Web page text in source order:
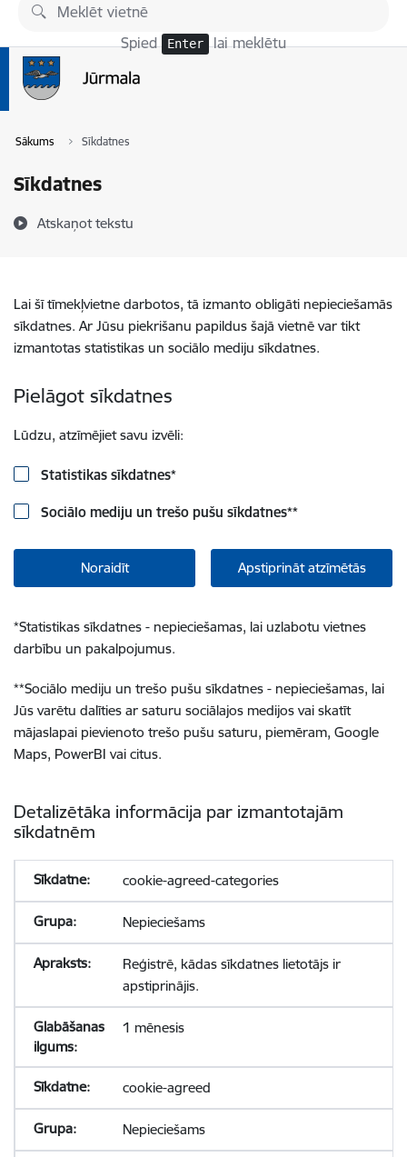
Pāriet uz lapas saturu
Spied Enter lai meklētu
Sākums Sīkdatnes
Sīkdatnes
Atskaņot tekstu
Lai šī tīmekļvietne darbotos, tā izmanto obligāti nepieciešamās
sīkdatnes. Ar Jūsu piekrišanu papildus šajā vietnē var tikt
izmantotas statistikas un sociālo mediju sīkdatnes.
Pielāgot sīkdatnes
Lūdzu, atzīmējiet savu izvēli:
Statistikas sīkdatnes*
Sociālo mediju un trešo pušu sīkdatnes**
Noraidīt Apstiprināt atzīmētās
*Statistikas sīkdatnes - nepieciešamas, lai uzlabotu vietnes
darbību un pakalpojumus.
**Sociālo mediju un trešo pušu sīkdatnes - nepieciešamas, lai
Jūs varētu dalīties ar saturu sociālajos medijos vai skatīt
mājaslapai pievienoto trešo pušu saturu, piemēram, Google
Maps, PowerBI vai citus.
Detalizētāka informācija par izmantotajām
sīkdatnēm
cookie-agreed-categories
Nepieciešams
Reģistrē, kādas sīkdatnes lietotājs ir
apstiprinājis.
1 mēnesis
cookie-agreed
Nepieciešams